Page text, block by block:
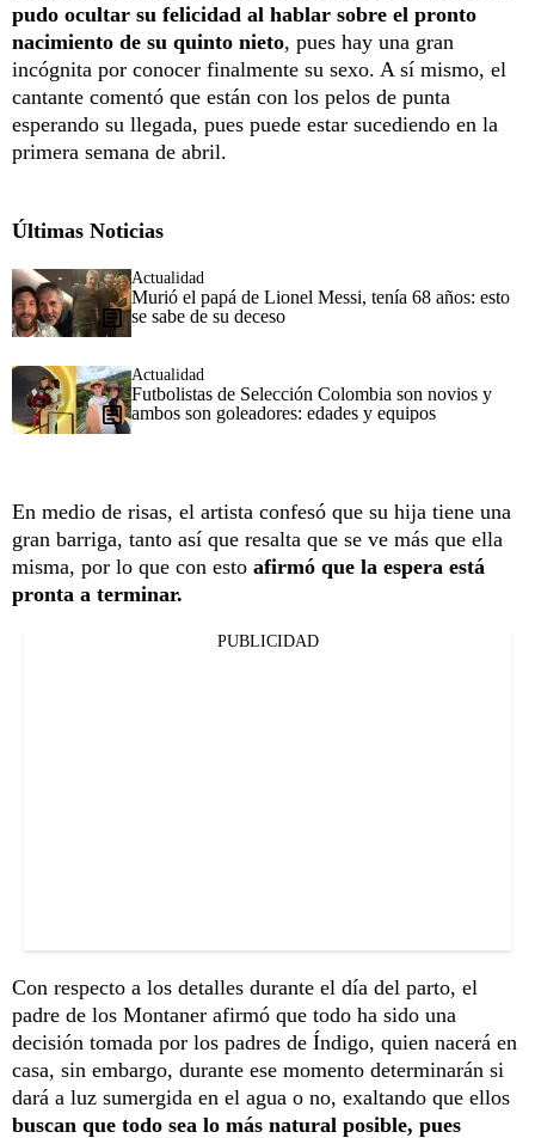
pudo ocultar su felicidad al hablar sobre el pronto
nacimiento de su quinto nieto, pues hay una gran
incógnita por conocer finalmente su sexo. A sí mismo, el
cantante comentó que están con los pelos de punta
esperando su llegada, pues puede estar sucediendo en la
primera semana de abril.
Últimas Noticias
Actualidad
Murió el papá de Lionel Messi, tenía 68 años: esto
se sabe de su deceso
Actualidad
Futbolistas de Selección Colombia son novios y
ambos son goleadores: edades y equipos
En medio de risas, el artista confesó que su hija tiene una
gran barriga, tanto así que resalta que se ve más que ella
misma, por lo que con esto afirmó que la espera está
pronta a terminar.
PUBLICIDAD
Con respecto a los detalles durante el día del parto, el
padre de los Montaner afirmó que todo ha sido una
decisión tomada por los padres de Índigo, quien nacerá en
casa, sin embargo, durante ese momento determinarán si
dará a luz sumergida en el agua o no, exaltando que ellos
buscan que todo sea lo más natural posible, pues